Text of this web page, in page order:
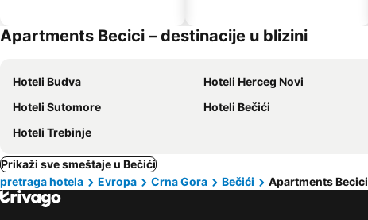
Apartments Becici – destinacije u blizini
Hoteli Budva Hoteli Herceg Novi
Hoteli Sutomore
Hoteli Bečići
Hoteli Trebinje
Prikaži sve smeštaje u Bečići
pretraga hotela
Evropa Crna Gora Bečići Apartments Becici